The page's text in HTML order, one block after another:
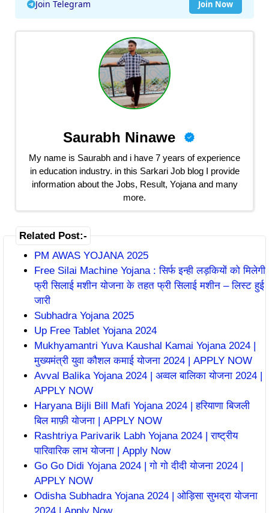
Join Telegram Join Now
Saurabh Ninawe
My name is Saurabh and i have 7 years of experience
in education industry. in this Sarkari Job blog I provide
information about the Jobs, Result, Yojana and many
more.
Related Post:-
PM AWAS YOJANA 2025
Free Silai Machine Yojana : सिर्फ इन्ही लड़कियों को मिलेगी
फ्री सिलाई मशीन योजना के तहत फ्री सिलाई मशीन – लिस्ट हुई
जारी
Subhadra Yojana 2025
Up Free Tablet Yojana 2024
Mukhyamantri Yuva Kaushal Kamai Yojana 2024 |
मुख्यमंत्री युवा कौशल कमाई योजना 2024 | APPLY NOW
Avval Balika Yojana 2024 | अव्वल बालिका योजना 2024 |
APPLY NOW
Haryana Bijli Bill Mafi Yojana 2024 | हरियाणा बिजली
बिल माफ़ी योजना | APPLY NOW
Rashtriya Parivarik Labh Yojana 2024 | राष्ट्रीय
पारिवारिक लाभ योजना | Apply Now
Go Go Didi Yojana 2024 | गो गो दीदी योजना 2024 |
APPLY NOW
Odisha Subhadra Yojana 2024 | ओड़िसा सुभद्रा योजना
2024 | Apply Now